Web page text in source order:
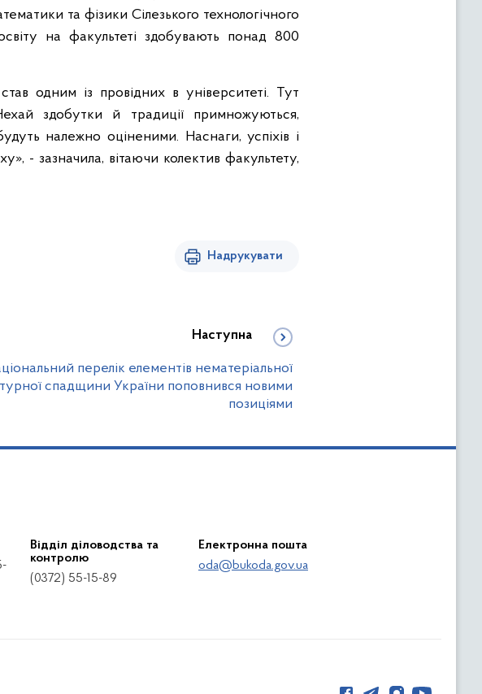
та фізики Сілезького технологічного
на факультеті здобувають понад 800
одним із провідних в університеті. Тут
здобутки й традиції примножуються,
належно оціненими. Наснаги, успіхів і
- зазначила, вітаючи колектив факультету,
Надрукувати
Наступна
перелік елементів нематеріальної
спадщини України поповнився новими
позиціями
Відділ діловодства та
контролю
(0372) 55-15-89
Електронна пошта
oda@bukoda.gov.ua